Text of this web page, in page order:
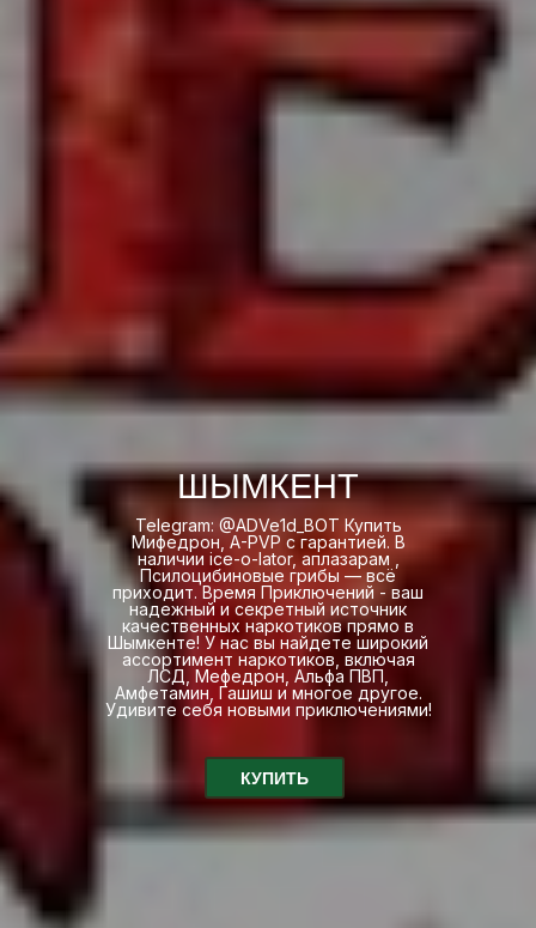
ШЫМКЕНТ
Telegram: @ADVe1d_BOT Купить
Мифедрон, A-PVP с гарантией. В
наличии ice-o-lator, аплазарам ,
Псилоцибиновые грибы — всё
приходит. Время Приключений - ваш
надежный и секретный источник
качественных наркотиков прямо в
Шымкенте! У нас вы найдете широкий
ассортимент наркотиков, включая
ЛСД, Мефедрон, Альфа ПВП,
Амфетамин, Гашиш и многое другое.
Удивите себя новыми приключениями!
КУПИТЬ